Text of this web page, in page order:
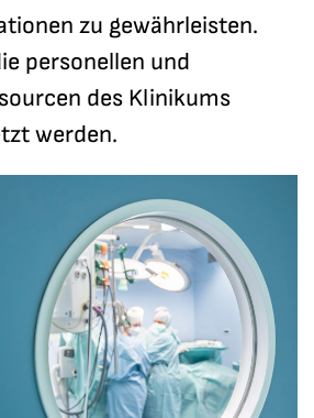
zu gewährleisten.
personellen und
des Klinikums
werden.